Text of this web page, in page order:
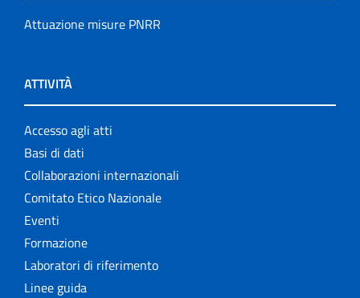
Attuazione misure PNRR
ATTIVITÀ
Accesso agli atti
Basi di dati
Collaborazioni internazionali
Comitato Etico Nazionale
Eventi
Formazione
Laboratori di riferimento
Linee guida